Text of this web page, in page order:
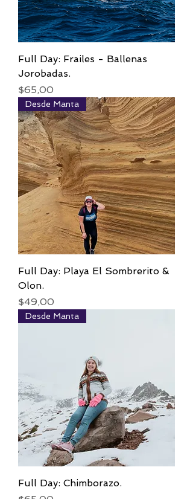
Full Day: Frailes - Ballenas
Jorobadas.
Precio
$65,00
Desde Manta
Full Day: Playa El Sombrerito &
Olon.
Precio
$49,00
Desde Manta
Full Day: Chimborazo.